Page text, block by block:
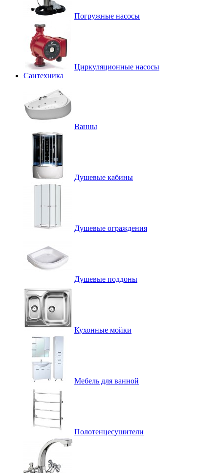
Погружные насосы
Циркуляционные насосы
Сантехника
Ванны
Душевые кабины
Душевые ограждения
Душевые поддоны
Кухонные мойки
Мебель для ванной
Полотенцесушители